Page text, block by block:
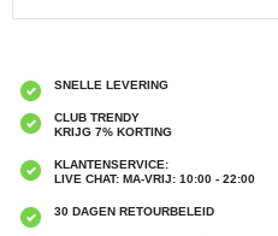
SNELLE LEVERING
CLUB TRENDY
KRIJG 7% KORTING
KLANTENSERVICE:
LIVE CHAT: MA-VRIJ: 10:00 - 22:00
30 DAGEN RETOURBELEID